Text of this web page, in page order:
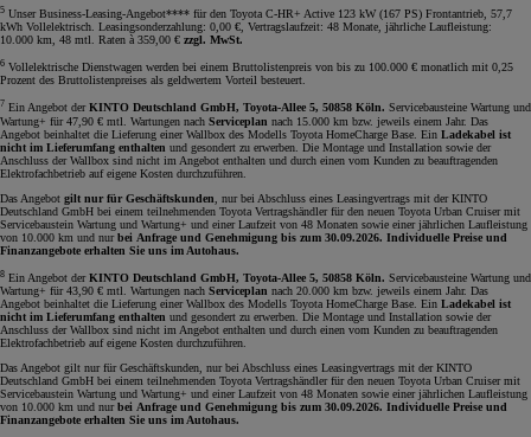
5 Unser Business-Leasing-Angebot**** für den Toyota C-HR+ Active 123 kW (167 PS) Frontantrieb, 57,7
kWh Vollelektrisch. Leasingsonderzahlung: 0,00 €, Vertragslaufzeit: 48 Monate, jährliche Laufleistung:
10.000 km, 48 mtl. Raten à 359,00 € zzgl. MwSt.
6 Vollelektrische Dienstwagen werden bei einem Bruttolistenpreis von bis zu 100.000 € monatlich mit 0,25
Prozent des Bruttolistenpreises als geldwertem Vorteil besteuert.
7 Ein Angebot derKINTO Deutschland GmbH, Toyota-Allee 5, 50858 Köln. Servicebausteine Wartung und
Wartung+ für 47,90 € mtl. Wartungen nach Serviceplan nach 15.000 km bzw. jeweils einem Jahr. Das
Angebot beinhaltet die Lieferung einer Wallbox des Modells Toyota HomeCharge Base. Ein Ladekabel ist
nicht im Lieferumfang enthalten und gesondert zu erwerben. Die Montage und Installation sowie der
Anschluss der Wallbox sind nicht im Angebot enthalten und durch einen vom Kunden zu beauftragenden
Elektrofachbetrieb auf eigene Kosten durchzuführen.
Das Angebot gilt nur für Geschäftskunden , nur bei Abschluss eines Leasingvertrags mit der KINTO
Deutschland GmbH bei einem teilnehmenden Toyota Vertragshändler für den neuen Toyota Urban Cruiser mit
Servicebaustein Wartung und Wartung+ und einer Laufzeit von 48 Monaten sowie einer jährlichen Laufleistung
von 10.000 km und nurbei Anfrage und Genehmigung bis zum 30.09.2026. Individuelle Preise und
Finanzangebote erhalten Sie uns im Autohaus.
8 Ein Angebot derKINTO Deutschland GmbH, Toyota-Allee 5, 50858 Köln. Servicebausteine Wartung und
Wartung+ für 43,90 € mtl. Wartungen nach Serviceplan nach 20.000 km bzw. jeweils einem Jahr. Das
Angebot beinhaltet die Lieferung einer Wallbox des Modells Toyota HomeCharge Base. Ein Ladekabel ist
nicht im Lieferumfang enthalten und gesondert zu erwerben. Die Montage und Installation sowie der
Anschluss der Wallbox sind nicht im Angebot enthalten und durch einen vom Kunden zu beauftragenden
Elektrofachbetrieb auf eigene Kosten durchzuführen.
Das Angebot gilt nur für Geschäftskunden, nur bei Abschluss eines Leasingvertrags mit der KINTO
Deutschland GmbH bei einem teilnehmenden Toyota Vertragshändler für den neuen Toyota Urban Cruiser mit
Servicebaustein Wartung und Wartung+ und einer Laufzeit von 48 Monaten sowie einer jährlichen Laufleistung
von 10.000 km und nurbei Anfrage und Genehmigung bis zum 30.09.2026. Individuelle Preise und
Finanzangebote erhalten Sie uns im Autohaus.